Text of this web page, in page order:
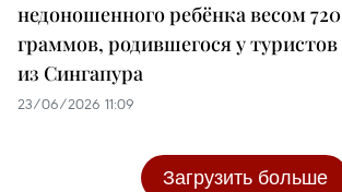
недоношенного ребёнка весом 720
граммов, родившегося у туристов
из Сингапура
23/06/2026 11:09
Загрузить больше